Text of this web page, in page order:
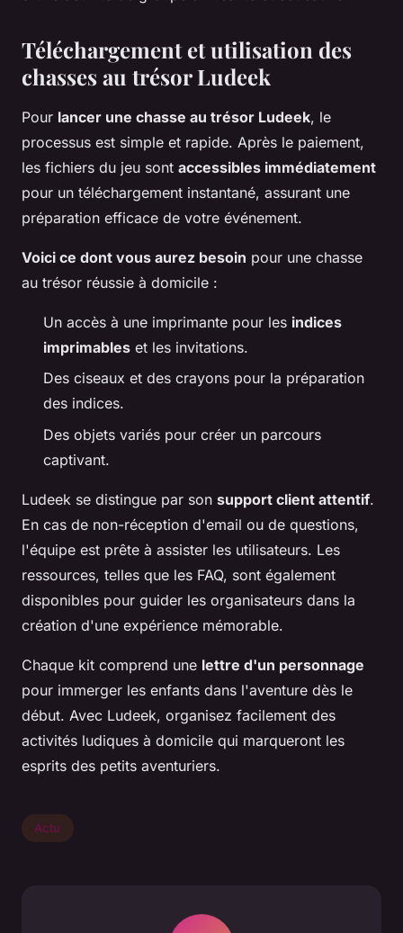
Téléchargement et utilisation des
chasses au trésor Ludeek
Pour lancer une chasse au trésor Ludeek, le
processus est simple et rapide. Après le paiement,
les fichiers du jeu sont accessibles immédiatement
pour un téléchargement instantané, assurant une
préparation efficace de votre événement.
Voici ce dont vous aurez besoin pour une chasse
au trésor réussie à domicile :
Un accès à une imprimante pour les indices
imprimables et les invitations.
Des ciseaux et des crayons pour la préparation
des indices.
Des objets variés pour créer un parcours
captivant.
Ludeek se distingue par son support client attentif.
En cas de non-réception d'email ou de questions,
l'équipe est prête à assister les utilisateurs. Les
ressources, telles que les FAQ, sont également
disponibles pour guider les organisateurs dans la
création d'une expérience mémorable.
Chaque kit comprend une lettre d'un personnage
pour immerger les enfants dans l'aventure dès le
début. Avec Ludeek, organisez facilement des
activités ludiques à domicile qui marqueront les
esprits des petits aventuriers.
Actu